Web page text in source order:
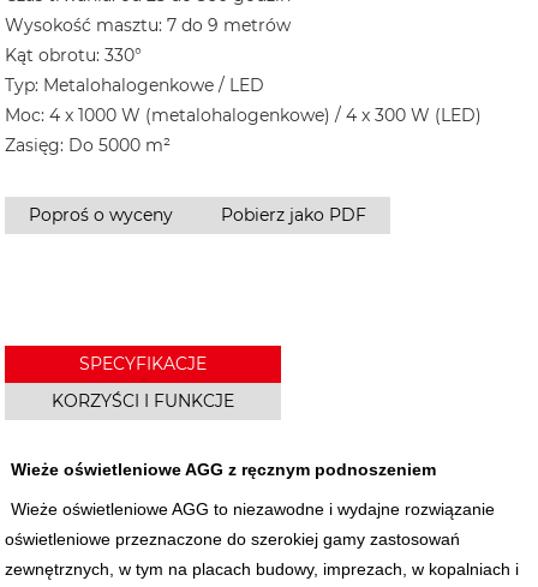
Wysokość masztu: 7 do 9 metrów
Kąt obrotu: 330°
Typ: Metalohalogenkowe / LED
Moc: 4 x 1000 W (metalohalogenkowe) / 4 x 300 W (LED)
Zasięg: Do 5000 m²
Poproś o wyceny Pobierz jako PDF
SPECYFIKACJE
KORZYŚCI I FUNKCJE
Wieże oświetleniowe AGG z ręcznym podnoszeniem
Wieże oświetleniowe AGG to niezawodne i wydajne rozwiązanie
oświetleniowe przeznaczone do szerokiej gamy zastosowań
zewnętrznych, w tym na placach budowy, imprezach, w kopalniach i